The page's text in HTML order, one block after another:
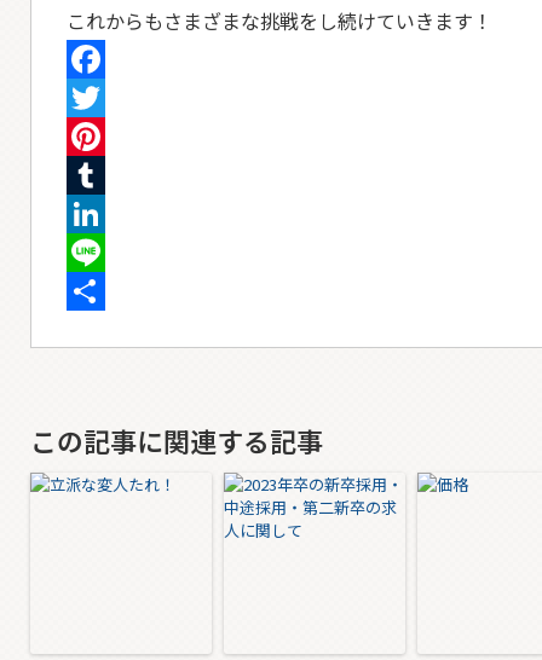
これからもさまざまな挑戦をし続けていきます！
Facebook
Twitter
Pinterest
Tumblr
LinkedIn
Line
有
この記事に関連する記事